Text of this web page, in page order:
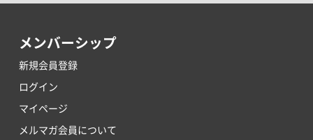
メンバーシップ
新規会員登録
ログイン
マイページ
メルマガ会員について